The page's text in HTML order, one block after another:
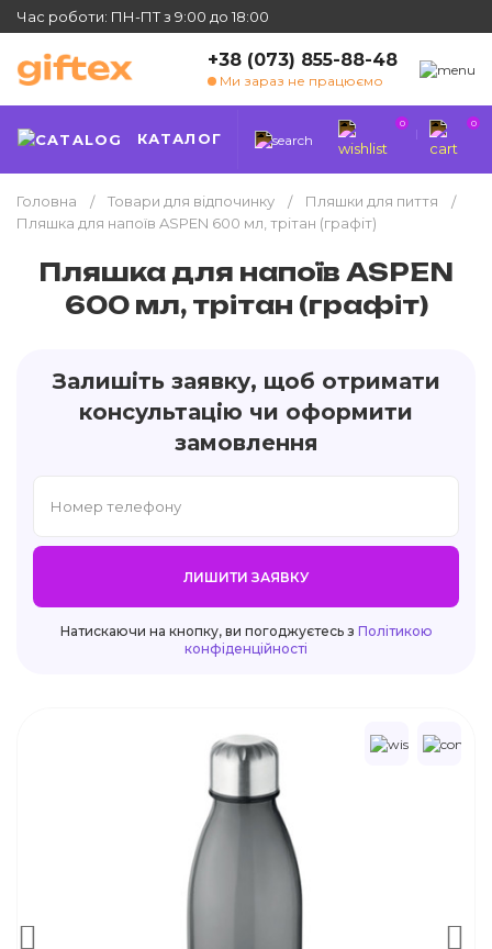
Час роботи: ПН-ПТ з 9:00 до 18:00
+38 (073) 855-88-48
Ми зараз не працюємо
КАТАЛОГ
0 0
Головна Товари для відпочинку
Пляшки для пиття
Пляшка для напоїв ASPEN 600 мл, трітан (графіт)
Пляшка для напоїв ASPEN
600 мл, трітан (графіт)
Залишіть заявку, щоб отримати
консультацію чи оформити
замовлення
ЛИШИТИ ЗАЯВКУ
Натискаючи на кнопку, ви погоджуєтесь з Політикою
конфіденційності